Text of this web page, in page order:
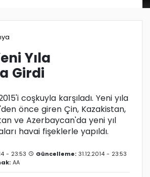
Yıla
Girdi
coşkuyla karşıladı. Yeni yıla
önce giren Çin, Kazakistan,
ve Azerbaycan'da yeni yıl
havai fişeklerle yapıldı.
- 23:53 Güncelleme: 31.12.2014 - 23:53
AA